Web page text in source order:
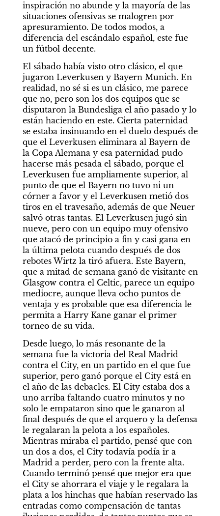
inspiración no abunde y la mayoría de las
situaciones ofensivas se malogren por
apresuramiento. De todos modos, a
diferencia del escándalo español, este fue
un fútbol decente.
El sábado había visto otro clásico, el que
jugaron Leverkusen y Bayern Munich. En
realidad, no sé si es un clásico, me parece
que no, pero son los dos equipos que se
disputaron la Bundesliga el año pasado y lo
están haciendo en este. Cierta paternidad
se estaba insinuando en el duelo después de
que el Leverkusen eliminara al Bayern de
la Copa Alemana y esa paternidad pudo
hacerse más pesada el sábado, porque el
Leverkusen fue ampliamente superior, al
punto de que el Bayern no tuvo ni un
córner a favor y el Leverkusen metió dos
tiros en el travesaño, además de que Neuer
salvó otras tantas. El Leverkusen jugó sin
nueve, pero con un equipo muy ofensivo
que atacó de principio a fin y casi gana en
la última pelota cuando después de dos
rebotes Wirtz la tiró afuera. Este Bayern,
que a mitad de semana ganó de visitante en
Glasgow contra el Celtic, parece un equipo
mediocre, aunque lleva ocho puntos de
ventaja y es probable que esa diferencia le
permita a Harry Kane ganar el primer
torneo de su vida.
Desde luego, lo más resonante de la
semana fue la victoria del Real Madrid
contra el City, en un partido en el que fue
superior, pero ganó porque el City está en
el año de las debacles. El City estaba dos a
uno arriba faltando cuatro minutos y no
solo le empataron sino que le ganaron al
final después de que el arquero y la defensa
le regalaran la pelota a los españoles.
Mientras miraba el partido, pensé que con
un dos a dos, el City todavía podía ir a
Madrid a perder, pero con la frente alta.
Cuando terminó pensé que mejor era que
el City se ahorrara el viaje y le regalara la
plata a los hinchas que habían reservado las
entradas como compensación de tantas